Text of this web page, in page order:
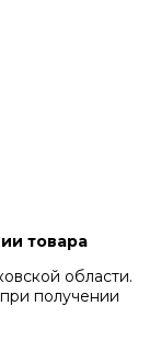
товара
области.
получении